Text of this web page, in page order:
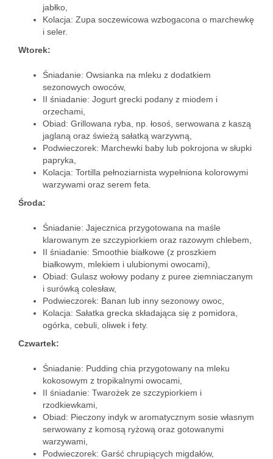
jabłko,
Kolacja: Zupa soczewicowa wzbogacona o marchewkę
i seler.
Wtorek:
Śniadanie: Owsianka na mleku z dodatkiem
sezonowych owoców,
II śniadanie: Jogurt grecki podany z miodem i
orzechami,
Obiad: Grillowana ryba, np. łosoś, serwowana z kaszą
jaglaną oraz świeżą sałatką warzywną,
Podwieczorek: Marchewki baby lub pokrojona w słupki
papryka,
Kolacja: Tortilla pełnoziarnista wypełniona kolorowymi
warzywami oraz serem feta.
Środa:
Śniadanie: Jajecznica przygotowana na maśle
klarowanym ze szczypiorkiem oraz razowym chlebem,
II śniadanie: Smoothie białkowe (z proszkiem
białkowym, mlekiem i ulubionymi owocami),
Obiad: Gulasz wołowy podany z puree ziemniaczanym
i surówką colesław,
Podwieczorek: Banan lub inny sezonowy owoc,
Kolacja: Sałatka grecka składająca się z pomidora,
ogórka, cebuli, oliwek i fety.
Czwartek:
Śniadanie: Pudding chia przygotowany na mleku
kokosowym z tropikalnymi owocami,
II śniadanie: Twarożek ze szczypiorkiem i
rzodkiewkami,
Obiad: Pieczony indyk w aromatycznym sosie własnym
serwowany z komosą ryżową oraz gotowanymi
warzywami,
Podwieczorek: Garść chrupiących migdałów,